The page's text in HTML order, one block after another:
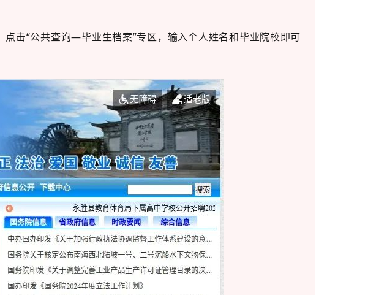
点击“公共查询—毕业生档案”专区，输入个人姓名和毕业院校即可